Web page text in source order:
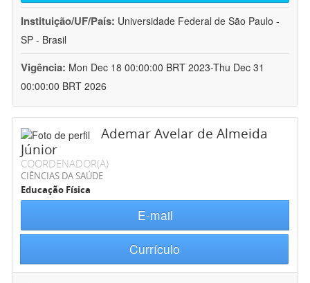
Instituição/UF/País: Universidade Federal de São Paulo -
SP - Brasil
Vigência: Mon Dec 18 00:00:00 BRT 2023-Thu Dec 31
00:00:00 BRT 2026
Ademar Avelar de Almeida
Júnior
COORDENADOR(A)
CIÊNCIAS DA SAÚDE
Educação Física
E-mail
Currículo